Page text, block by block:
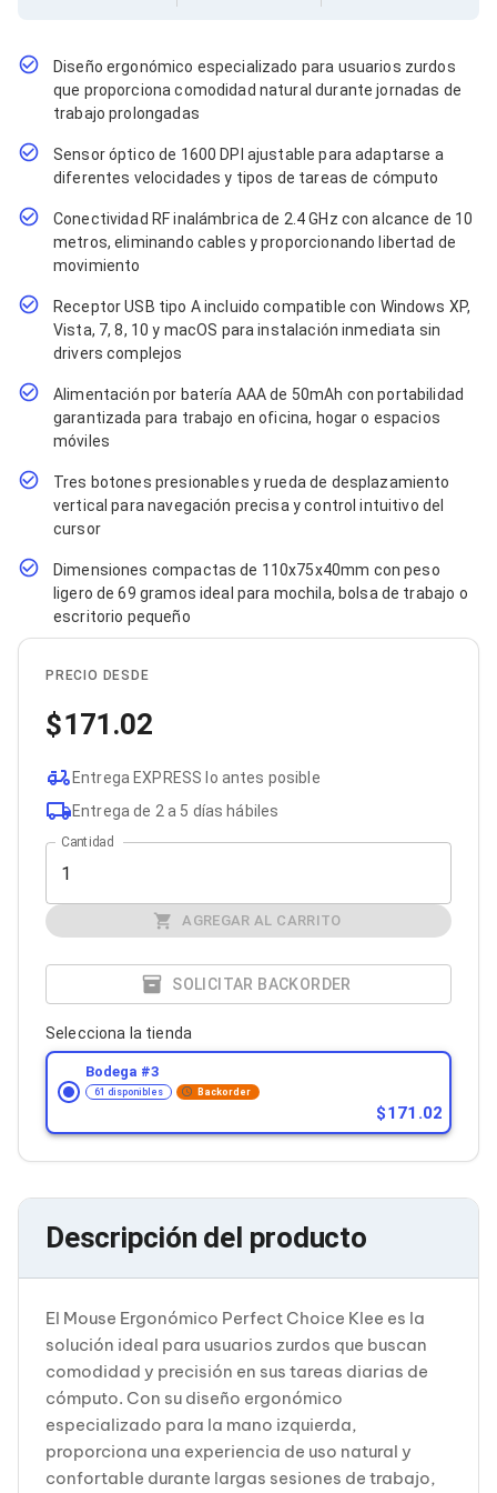
Jacks de Red
Conectores
Tapas y Cajas
Pinzas Ponchadoras
Probadores de Cable
Cortadoras de Cable
Protectores para Cables
Cables para Impresoras
Bobinas
Cableado Estructurado
Sujetadores de Cables
Cinchos
Adaptadores
Adaptadores PC
Adaptadores PC USB
Adaptadores PC Serial
Adaptadores PC SATA
Adaptadores PC IDE
Adaptadores PC Teclado
Bluetooth
Adaptadores Video
Adaptadores Video DisplayPort
Divisores de Video
Adaptadores Video HDMI
Extensores y Receptores de Vídeo
Adaptadores Video DVI
Adaptadores Video VGA / HD15
Adaptadores Audio
Adaptadores Audio AUX
Dispositivos de Entrada
Mouse
Mousepads
Teclados
Teclados Numéricos
Servidores
Accesorios para Servidores
Charolas para Racks y Gabinetes
Cableado Estructurado para Servidores
Cables KVM
Fuentes de Poder
Enfriamiento para Servidores
Soportes y Paneles
Servidores
Soportes de Datos
Discos Duros / SSD / NAS
Accesorios para Discos Duros
Gabinetes de Discos Duros
Discos Duros para Videovigilancia
Discos Duros para Servidores
Accesorios para SSD
Gabinetes para SSD
Almacenamiento MSA
Discos Duros Internos para PC
Discos Duros Internos para Laptop
Monitores
Diseño ergonómico especializado para usuarios zurdos
que proporciona comodidad natural durante jornadas de
trabajo prolongadas
Sensor óptico de 1600 DPI ajustable para adaptarse a
diferentes velocidades y tipos de tareas de cómputo
Conectividad RF inalámbrica de 2.4 GHz con alcance de 10
metros, eliminando cables y proporcionando libertad de
movimiento
Receptor USB tipo A incluido compatible con Windows XP,
Vista, 7, 8, 10 y macOS para instalación inmediata sin
drivers complejos
Alimentación por batería AAA de 50mAh con portabilidad
garantizada para trabajo en oficina, hogar o espacios
móviles
Tres botones presionables y rueda de desplazamiento
vertical para navegación precisa y control intuitivo del
cursor
Dimensiones compactas de 110x75x40mm con peso
ligero de 69 gramos ideal para mochila, bolsa de trabajo o
escritorio pequeño
PRECIO DESDE
171.02
Entrega EXPRESS lo antes posible
Entrega de 2 a 5 días hábiles
Cantidad
AGREGAR AL CARRITO
SOLICITAR BACKORDER
Selecciona la tienda
Bodega #3
61 disponibles Backorder
171.02
Descripción del producto
El Mouse Ergonómico Perfect Choice Klee es la
solución ideal para usuarios zurdos que buscan
comodidad y precisión en sus tareas diarias de
cómputo. Con su diseño ergonómico
especializado para la mano izquierda,
proporciona una experiencia de uso natural y
confortable durante largas sesiones de trabajo,